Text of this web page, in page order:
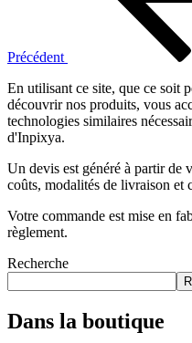
Précédent
En utilisant ce site, que ce soit
découvrir nos produits, vous
technologies similaires
d'Inpixya.
Un devis est généré à partir de
coûts, modalités de livraison et
Votre commande est mise en
règlement.
Recherche
Dans la boutique